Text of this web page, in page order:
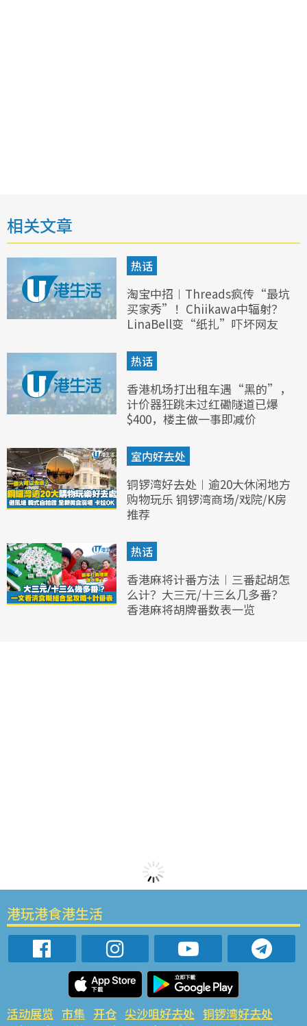
相关文章
热话
淘宝中招︱Threads疯传“最坑
买家秀”！Chiikawa中辐射？
LinaBell变“纸扎”吓坏网友
热话
香港机场打出租车遇“黑的”，
计价器狂跳未过红磡隧道已爆
$400，楼主做一事即减价
室内好去处
铜锣湾好去处︱逾20大休闲地方
购物玩乐 铜锣湾商场/戏院/K房
推荐
热话
香港麻将计番方法︱三番起胡怎
么计？大三元/十三幺几多番？
香港麻将胡牌番数表一览
港玩港食港生活
活动展览 市集 开仓 尖沙咀好去处 铜锣湾好去处